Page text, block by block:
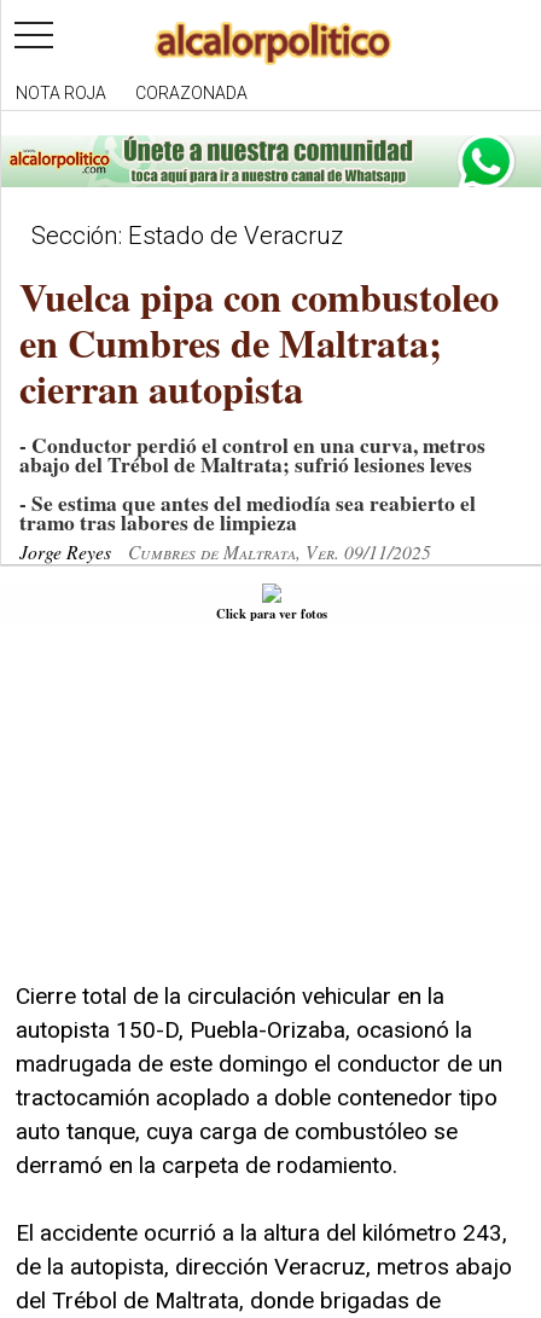
toggle
navigation
NOTA ROJA CORAZONADA
Sección: Estado de Veracruz
Vuelca pipa con combustoleo
en Cumbres de Maltrata;
cierran autopista
- Conductor perdió el control en una curva, metros
abajo del Trébol de Maltrata; sufrió lesiones leves
- Se estima que antes del mediodía sea reabierto el
tramo tras labores de limpieza
Jorge Reyes Cumbres de Maltrata, Ver. 09/11/2025
Click para ver fotos
Cierre total de la circulación vehicular en la
autopista 150-D, Puebla-Orizaba, ocasionó la
madrugada de este domingo el conductor de un
tractocamión acoplado a doble contenedor tipo
auto tanque, cuya carga de combustóleo se
derramó en la carpeta de rodamiento.
El accidente ocurrió a la altura del kilómetro 243,
de la autopista, dirección Veracruz, metros abajo
del Trébol de Maltrata, donde brigadas de